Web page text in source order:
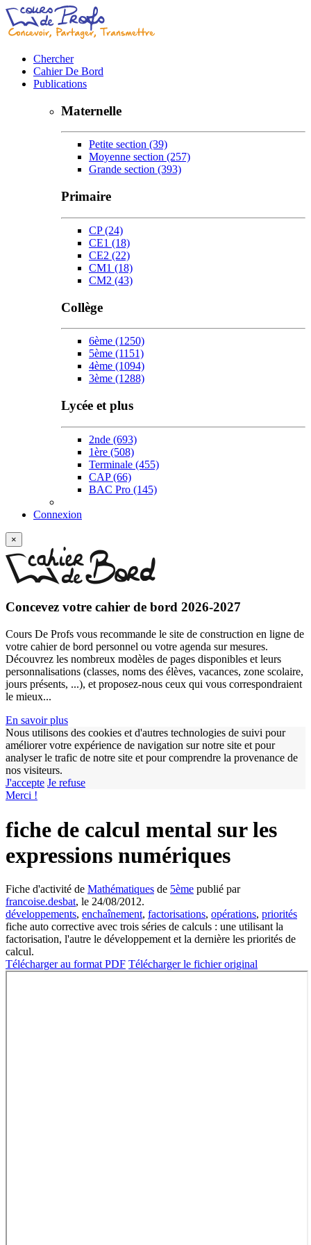
Chercher
Cahier De Bord
Publications
Maternelle
Petite section (39)
Moyenne section (257)
Grande section (393)
Primaire
CP(24)
CE1 (18)
CE2 (22)
CM1 (18)
CM2 (43)
Collège
6ème (1250)
5ème (1151)
4ème (1094)
3ème (1288)
Lycée et plus
2nde (693)
1ère (508)
Terminale (455)
CAP(66)
BAC Pro (145)
Connexion
×
Concevez votre cahier de bord 2026-2027
Cours De Profs vous recommande le site de construction en ligne de
votre cahier de bord personnel ou votre agenda sur mesures.
Découvrez les nombreux modèles de pages disponibles et leurs
personnalisations (classes, noms des élèves, vacances, zone scolaire,
jours présents, ...), et proposez-nous ceux qui vous correspondraient
le mieux...
En savoir plus
Nous utilisons des cookies et d'autres technologies de suivi pour
améliorer votre expérience de navigation sur notre site et pour
analyser le trafic de notre site et pour comprendre la provenance de
nos visiteurs.
J'accepte Je refuse
Merci !
fiche de calcul mental sur les
expressions numériques
Fiche d'activité de Mathématiques de 5ème publié par
francoise.desbat, le 24/08/2012.
développements, enchaînement, factorisations, opérations, priorités
fiche auto corrective avec trois séries de calculs : une utilisant la
factorisation, l'autre le développement et la dernière les priorités de
calcul.
Télécharger au format PDF Télécharger le fichier original